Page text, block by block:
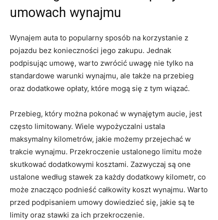
umowach ‍wynajmu
Wynajem auta to popularny‌ sposób na korzystanie z⁢
pojazdu bez ‌konieczności jego zakupu. Jednak‌
podpisując⁤ umowę, warto⁢ zwrócić uwagę nie tylko na
standardowe warunki wynajmu, ale także na przebieg
oraz dodatkowe ‌opłaty, które mogą się ‍z tym wiązać.
Przebieg,⁣ który można pokonać w‌ wynajętym aucie, jest
często limitowany. Wiele wypożyczalni⁣ ustala
‍maksymalny kilometrów,‍ jakie możemy przejechać‌ w
trakcie wynajmu.⁢ Przekroczenie ustalonego ‍limitu może
skutkować dodatkowymi kosztami. Zazwyczaj są one
⁤ustalone według stawek‌ za każdy​ dodatkowy kilometr, co
może znacząco‌ podnieść całkowity koszt wynajmu. Warto​
przed ​podpisaniem umowy dowiedzieć się, jakie‍ są te
limity oraz stawki za‍ ich przekroczenie.